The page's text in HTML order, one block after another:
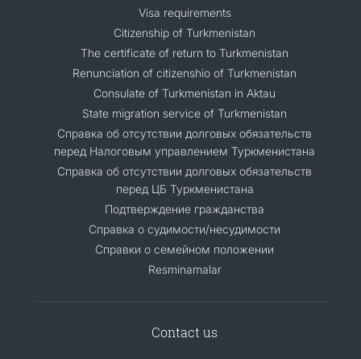
Visa requirements
Citizenship of Turkmenistan
The certificate of return to Turkmenistan
Renunciation of citizenshio of Turkmenistan
Consulate of Turkmenistan in Aktau
State migration service of Turkmenistan
Справка об отсутствии долговых обязательств
перед Налоговым управлением Туркменистана
Справка об отсутствии долговых обязательств
перед ЦБ Туркменистана
Подтверждение гражданства
Справка о судимости/несудимости
Cправки о семейном положении
Resminamalar
Contact us